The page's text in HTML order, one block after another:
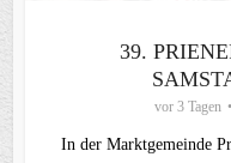
39.
vor 3 Tagen
In der Marktgemeinde